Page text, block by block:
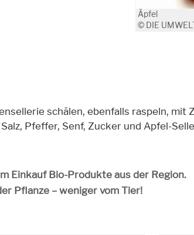
Äpfel
© DIE
schälen, ebenfalls raspeln,
Pfeffer, Senf, Zucker und Apfel-
Einkauf Bio-Produkte aus der Region.
Pflanze – weniger vom Tier!